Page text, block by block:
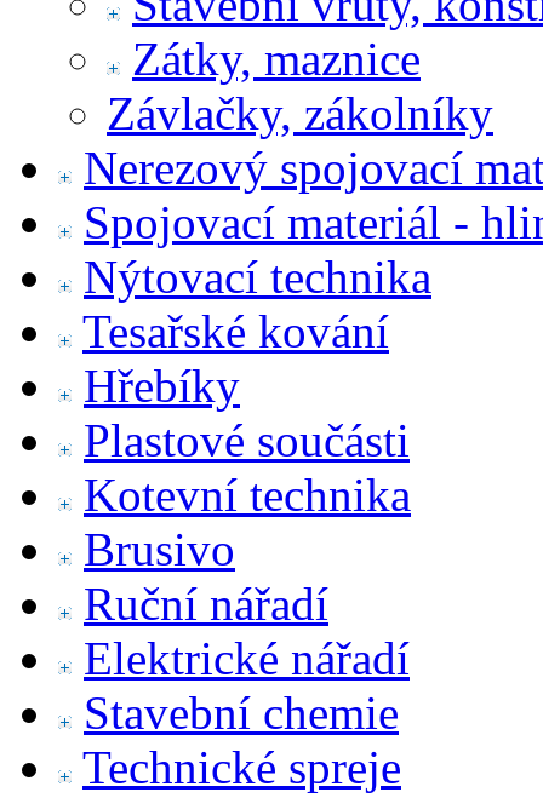
Zátky, maznice
Závlačky, zákolníky
Nerezový spojovací
Spojovací materiál -
Nýtovací technika
Tesařské kování
Hřebíky
Plastové součásti
Kotevní technika
Brusivo
Ruční nářadí
Elektrické nářadí
Stavební chemie
Technické spreje